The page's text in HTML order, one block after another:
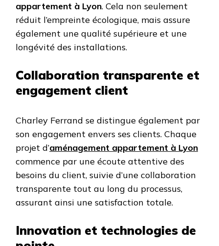
appartement à Lyon. Cela non seulement
réduit l’empreinte écologique, mais assure
également une qualité supérieure et une
longévité des installations.
Collaboration transparente et
engagement client
Charley Ferrand se distingue également par
son engagement envers ses clients. Chaque
projet d’aménagement appartement à Lyon
commence par une écoute attentive des
besoins du client, suivie d’une collaboration
transparente tout au long du processus,
assurant ainsi une satisfaction totale.
Innovation et technologies de